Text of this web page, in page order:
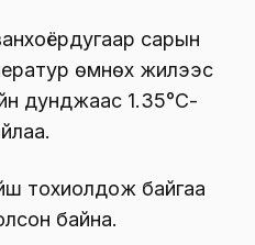
сарын
өмнөх жилээс
дунджаас 1.35°С-
тохиолдож байгаа
байна.